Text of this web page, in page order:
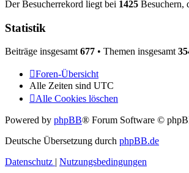
Der Besucherrekord liegt bei 1425 Besuchern,
Statistik
Beiträge insgesamt 677 • Themen insgesamt
Foren-Übersicht
Alle Zeiten sind UTC
Alle Cookies löschen
Powered by phpBB® Forum Software ©
Deutsche Übersetzung durch phpBB.de
Datenschutz | Nutzungsbedingungen